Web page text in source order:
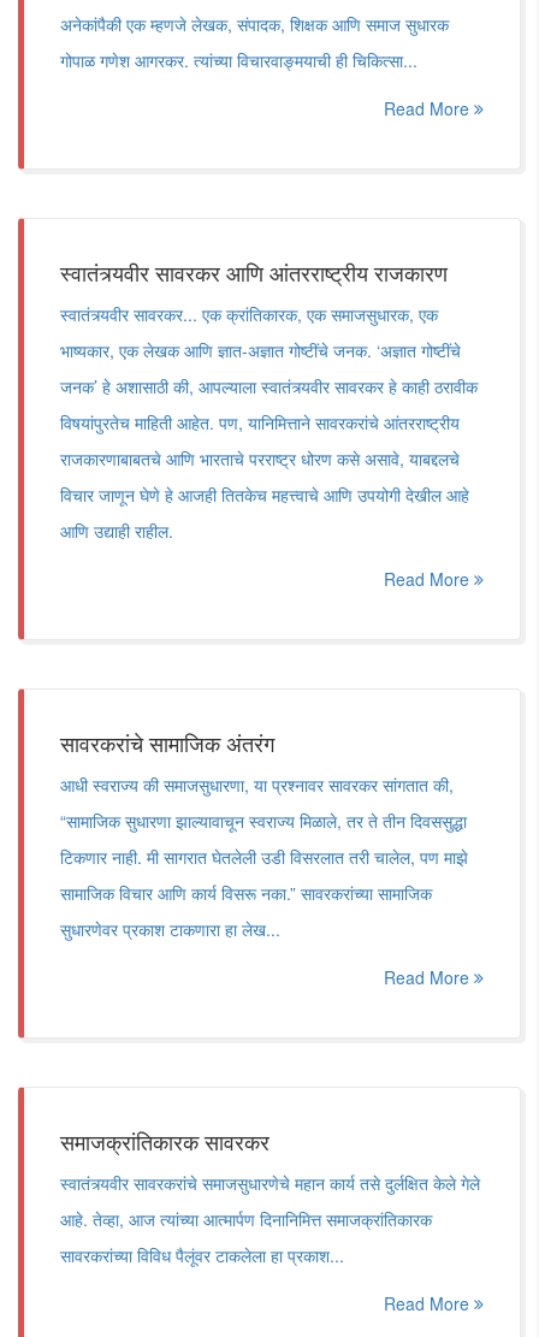
अनेकांपैकी एक म्हणजे लेखक, संपादक, शिक्षक आणि समाज सुधारक
गोपाळ गणेश आगरकर. त्यांच्या विचारवाङ्मयाची ही चिकित्सा...
Read More
स्वातंत्र्यवीर सावरकर आणि आंतरराष्ट्रीय राजकारण
स्वातंत्र्यवीर सावरकर... एक क्रांतिकारक, एक समाजसुधारक, एक
भाष्यकार, एक लेखक आणि ज्ञात-अज्ञात गोष्टींचे जनक. ‘अज्ञात गोष्टींचे
जनक’ हे अशासाठी की, आपल्याला स्वातंत्र्यवीर सावरकर हे काही ठरावीक
विषयांपुरतेच माहिती आहेत. पण, यानिमित्ताने सावरकरांचे आंतरराष्ट्रीय
राजकारणाबाबतचे आणि भारताचे परराष्ट्र धोरण कसे असावे, याबद्दलचे
विचार जाणून घेणे हे आजही तितकेच महत्त्वाचे आणि उपयोगी देखील आहे
आणि उद्याही राहील.
Read More
सावरकरांचे सामाजिक अंतरंग
आधी स्वराज्य की समाजसुधारणा, या प्रश्नावर सावरकर सांगतात की,
“सामाजिक सुधारणा झाल्यावाचून स्वराज्य मिळाले, तर ते तीन दिवससुद्धा
टिकणार नाही. मी सागरात घेतलेली उडी विसरलात तरी चालेल, पण माझे
सामाजिक विचार आणि कार्य विसरू नका.” सावरकरांच्या सामाजिक
सुधारणेवर प्रकाश टाकणारा हा लेख...
Read More
समाजक्रांतिकारक सावरकर
स्वातंत्र्यवीर सावरकरांचे समाजसुधारणेचे महान कार्य तसे दुर्लक्षित केले गेले
आहे. तेव्हा, आज त्यांच्या आत्मार्पण दिनानिमित्त समाजक्रांतिकारक
सावरकरांच्या विविध पैलूंवर टाकलेला हा प्रकाश...
Read More